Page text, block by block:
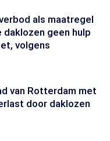
als maatregel
geen hulp
volgens
van Rotterdam met
door daklozen